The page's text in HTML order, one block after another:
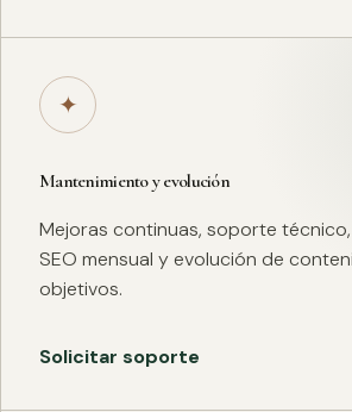
✦
Mantenimiento y evolución
Mejoras continuas, soporte
SEO mensual y evolución de
objetivos.
Solicitar soporte